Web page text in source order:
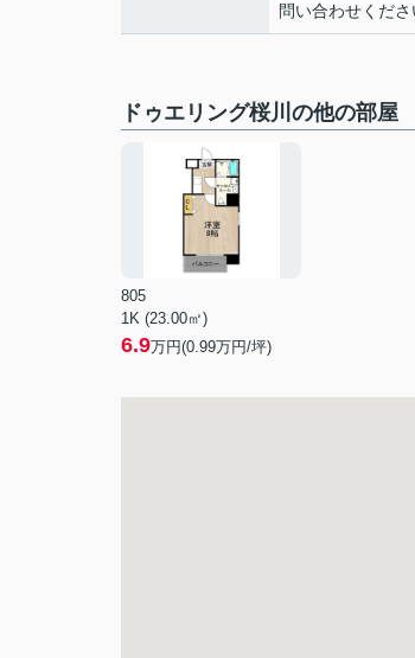
問い合わせくださ
ドゥエリング桜川の他の部屋
805
1K (23.00㎡)
6.9万円(0.99万円/坪)